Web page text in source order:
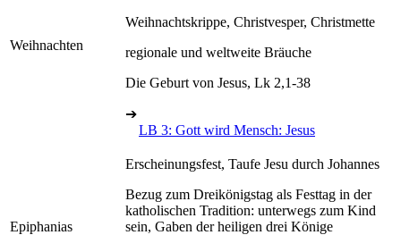
Weihnachten
Weihnachtskrippe, Christvesper, Christmette
regionale und weltweite Bräuche
Die Geburt von Jesus, Lk 2,1-38
➔
LB 3: Gott wird Mensch: Jesus
Epiphanias
Erscheinungsfest, Taufe Jesu durch Johannes
Bezug zum Dreikönigstag als Festtag in der
katholischen Tradition: unterwegs zum Kind
sein, Gaben der heiligen drei Könige